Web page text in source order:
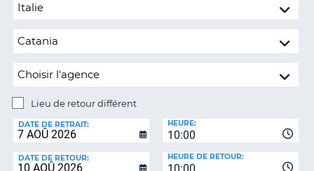
COMPTE
MA
LANGUAGE
Lieu
retour
Lieu de retour différent
DE
RETOUR:
DATE DE RETRAIT:
10:00
HEURE:
DATE DE RETOUR:
10:00
HEURE DE RETOUR: